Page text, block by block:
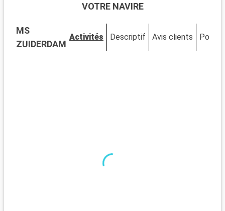
Miami est un mélange vibrant de cultures, d'art et de plages.
fresques murales et ses galeries avant-gardistes. Le quartier
historique Art Déco de South Beach vous transporte dans les
années 1930 avec ses bâtiments colorés et son ambiance
couchers de soleil magnifiques. Les Bahamas, à proximité en
bateau, sont un paradis avec leurs plages de sable blanc. Pour
VOTRE NAVIRE
MS
ZUIDERDAM
Activités Descriptif Avis clients Ponts